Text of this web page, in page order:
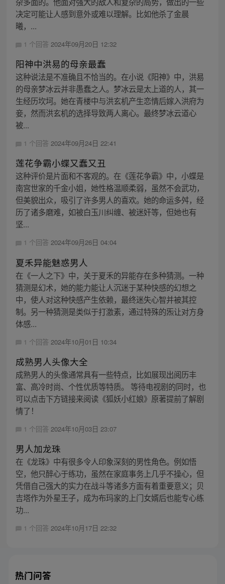
决定可能让人感到意外或难以理解。比如他杀了金晨
曦，...
1 个回答 2024年09月20日 12:32
阳神中洪易的母亲最蠢
这种说法是不准确且不恰当的。在小说《阳神》中，洪易
的母亲梦冰云并非愚蠢之人。梦冰云是太上道的人，其一
生经历坎坷。她在青楼中与洪玄机产生恋情后嫁入洪府为
妾，然而洪玄机的选择导致两人离心。最终梦冰云道心
被...
1 个回答 2024年09月24日 22:41
莲花争霸小蝶又蠢又丑
这种评价是片面和不客观的。在《莲花争霸》中，小蝶是
南宫世家的千金小姐，她性格温顺柔弱，虽然不会武功，
但美貌出众，吸引了许多男人的喜欢。她的命运多舛，经
历了诸多磨难，如被白玉川纠缠、被迷奸等，但她也有
坚...
1 个回答 2024年09月26日 04:04
夏禾异能魅惑男人
在《一人之下》中，关于夏禾的异能存在多种猜测。一种
猜测是幻术，她的能力能让人沉迷于某种快感的幻想之
中，使人对这种快感产生依赖，最终迷失心智并被其控
制。另一种猜测是类似于打激素，通过特殊的炁让对方身
体感...
1 个回答 2024年10月01日 10:34
成熟男人头像大全
成熟男人的头像通常具有一些特点，比如展现出阅历丰
富、高冷时尚、个性优质等特质。 等待电视剧的同时，也
可以点击下方链接来阅读《狐妖小红娘》原著提前了解剧
情了！
1 个回答 2024年10月03日 23:07
男人加龙珠
在《龙珠》中有很多令人印象深刻的男性角色。例如悟
空，他只醉心于练功，虽然在家庭事务上几乎不操心，但
凭借自己强大的实力在战斗等诸多方面有着重要意义；贝
吉塔作为外星王子，成为布玛家的上门女婿后也能专心练
功...
1 个回答 2024年10月17日 22:32
热门问答